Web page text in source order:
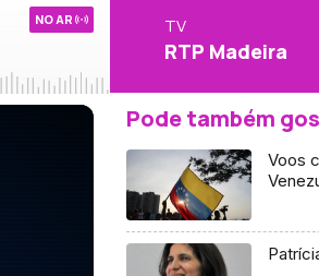
NO AR TV
RTP Madeira
Pode também
Voos